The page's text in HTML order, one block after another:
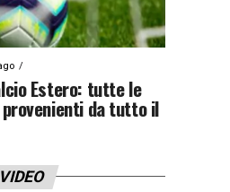
Estero: tutte le
da tutto il
VIDEO